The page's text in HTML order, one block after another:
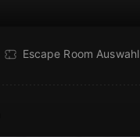
Escape Room Auswahl